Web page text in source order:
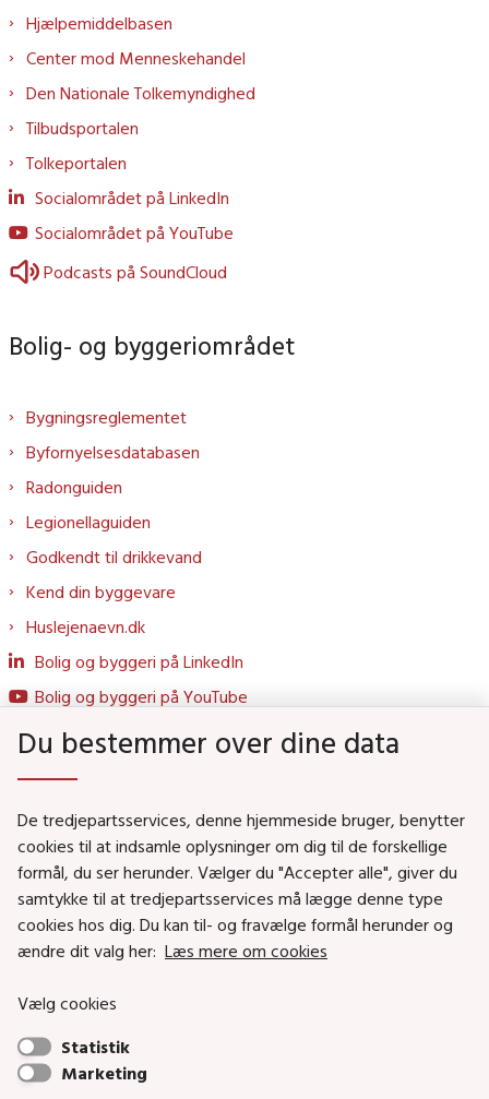
Hjælpemiddelbasen
Center mod Menneskehandel
Den Nationale Tolkemyndighed
Tilbudsportalen
Tolkeportalen
Socialområdet på LinkedIn
Socialområdet på YouTube
Podcasts på SoundCloud
Bolig- og byggeriområdet
Bygningsreglementet
Byfornyelsesdatabasen
Radonguiden
Legionellaguiden
Godkendt til drikkevand
Kend din byggevare
Huslejenaevn.dk
Bolig og byggeri på LinkedIn
Bolig og byggeri på YouTube
Social- og Boligministeriet
Job i Social- og Boligstyrelsen
Puljer og tilskud
Nyhedsbreve
Social- og Boligstyrelsens nyheder som RSS feed
Du bestemmer over dine data
De tredjepartsservices, denne hjemmeside bruger, benytter
cookies til at indsamle oplysninger om dig til de forskellige
formål, du ser herunder. Vælger du "Accepter alle", giver du
samtykke til at tredjepartsservices må lægge denne type
cookies hos dig. Du kan til- og fravælge formål herunder og
ændre dit valg her: Læs mere om cookies
Vælg cookies
Statistik
Marketing